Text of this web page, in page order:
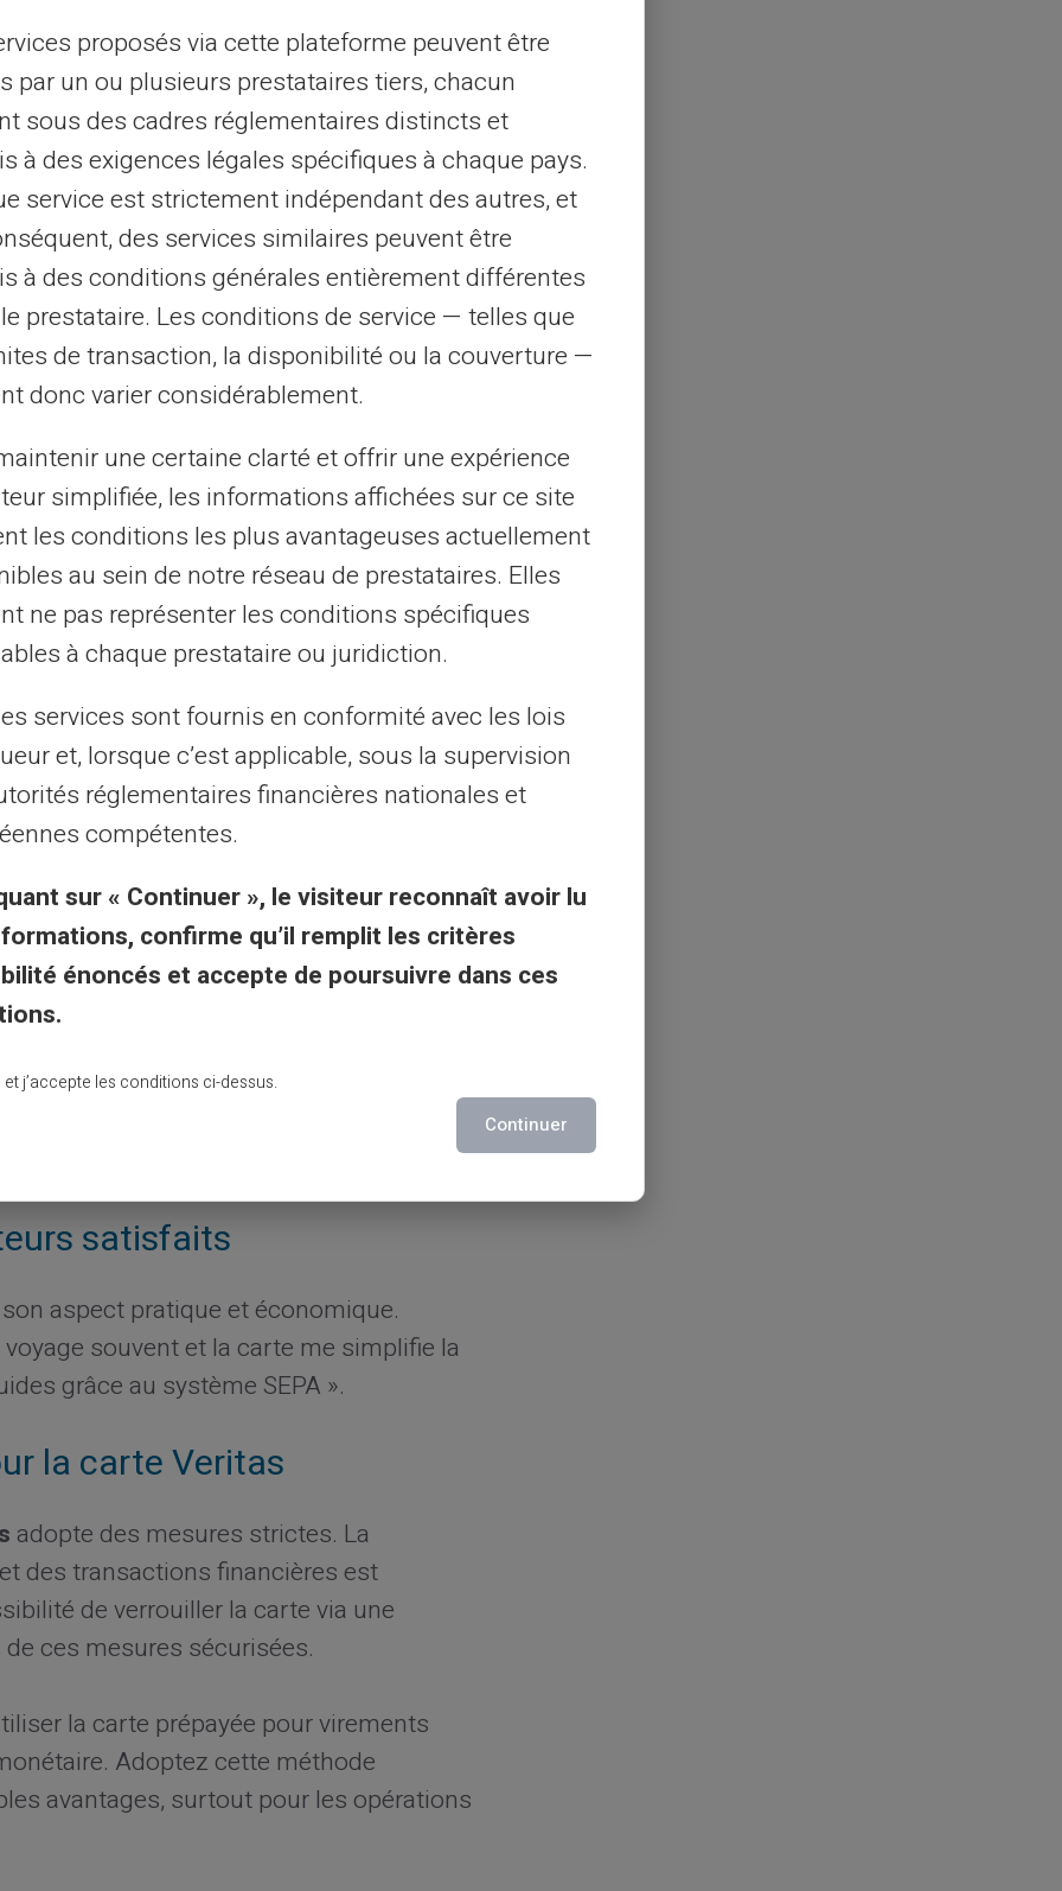
pour virements SEPA est sa
ou ordinateur, vous accédez à
sa carte peut se faire par virement, en
ou entrepreneurs, la carte Veritas se
répond à divers besoins : gestion
dépenses personnelles et
en voyage
sa Carte prépayée
pour virements
retire de l'argent sans frais cachés. Il
lors de retraits dans d'autres
?
bancaire. Ceux qui souhaitent
pleinement de ses services.
de votre carte prépayée
de retrait pour une gestion totale.
commissions éventuelles lors de
satisfaits
aspect pratique et économique.
souvent et la carte me simplifie la
grâce au système SEPA ».
la carte Veritas
adopte des mesures strictes. La
des transactions financières est
de verrouiller la carte via une
ces mesures sécurisées.
la carte prépayée pour virements
Adoptez cette méthode
avantages, surtout pour les opérations
proposés via cette plateforme peuvent être
par un ou plusieurs prestataires tiers, chacun
sous des cadres réglementaires distincts et
à des exigences légales spécifiques à chaque pays.
service est strictement indépendant des autres, et
des services similaires peuvent être
à des conditions générales entièrement différentes
prestataire. Les conditions de service — telles que
de transaction, la disponibilité ou la couverture —
donc varier considérablement.
une certaine clarté et offrir une expérience
simplifiée, les informations affichées sur ce site
les conditions les plus avantageuses actuellement
au sein de notre réseau de prestataires. Elles
ne pas représenter les conditions spécifiques
à chaque prestataire ou juridiction.
services sont fournis en conformité avec les lois
et, lorsque c’est applicable, sous la supervision
réglementaires financières nationales et
compétentes.
sur « Continuer », le visiteur reconnaît avoir lu
confirme qu’il remplit les critères
énoncés et accepte de poursuivre dans ces
et j’accepte les conditions ci-dessus.
Continuer